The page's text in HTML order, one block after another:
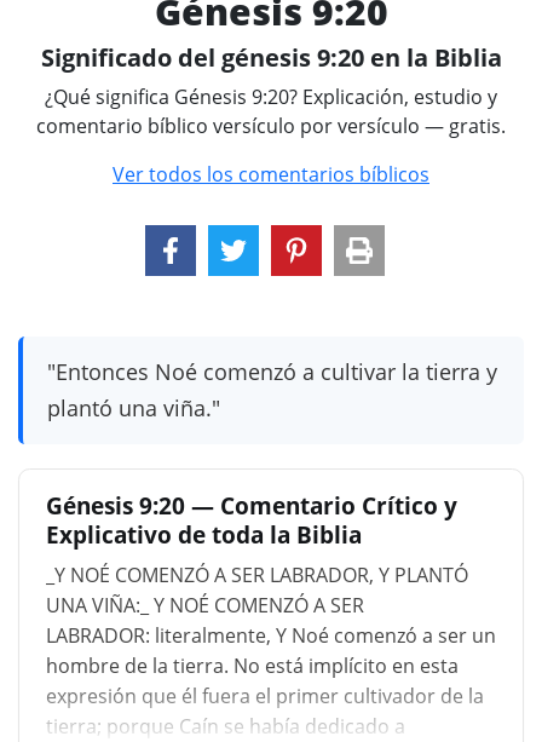
Génesis 9:20
Significado del génesis 9:20 en la Biblia
¿Qué significa Génesis 9:20? Explicación, estudio y
comentario bíblico versículo por versículo — gratis.
Ver todos los comentarios bíblicos
"Entonces Noé comenzó a cultivar la tierra y
plantó una viña."
Génesis 9:20 — Comentario Crítico y
Explicativo de toda la Biblia
_Y NOÉ COMENZÓ A SER LABRADOR, Y PLANTÓ
UNA VIÑA:_ Y NOÉ COMENZÓ A SER
LABRADOR: literalmente, Y Noé comenzó a ser un
hombre de la tierra. No está implícito en esta
expresión que él fuera el primer cultivador de la
tierra; porque Caín se había dedicado a